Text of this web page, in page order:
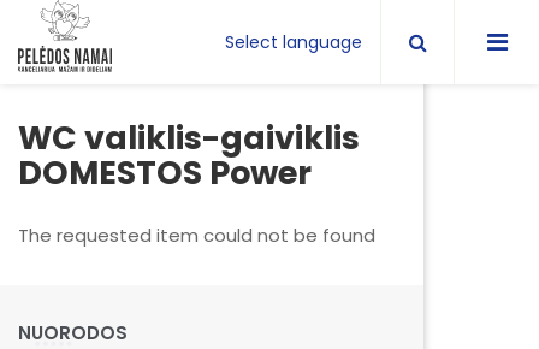
Select language
WC valiklis-gaiviklis
DOMESTOS Power
The requested item could not be found
NUORODOS